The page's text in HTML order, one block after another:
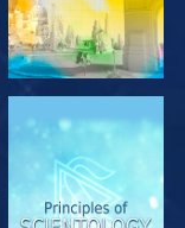
EXPLORAR A
SÉRIE